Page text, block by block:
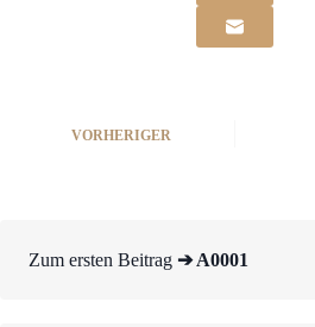
VORHERIGER
Zum ersten Beitrag ➔ A0001